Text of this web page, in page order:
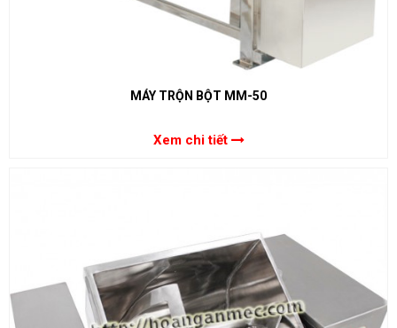
MÁY TRỘN BỘT MM-50
Xem chi tiết